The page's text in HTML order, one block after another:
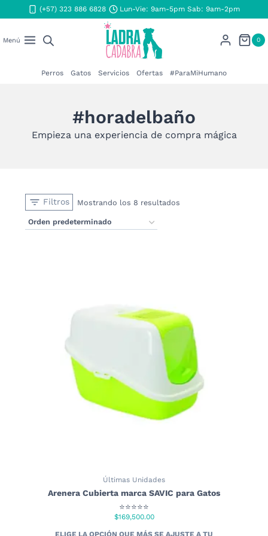
al
(+57) 323 886 6828 Lun-Vie: 9am-5pm Sab: 9am-2pm
Menú 0
Perros Gatos Servicios Ofertas #ParaMiHumano
#horadelbaño
Empieza una experiencia de compra mágica
Filtros Mostrando los 8 resultados
Últimas Unidades
Arenera Cubierta marca SAVIC para Gatos
⭐⭐⭐⭐⭐
$169,500.00